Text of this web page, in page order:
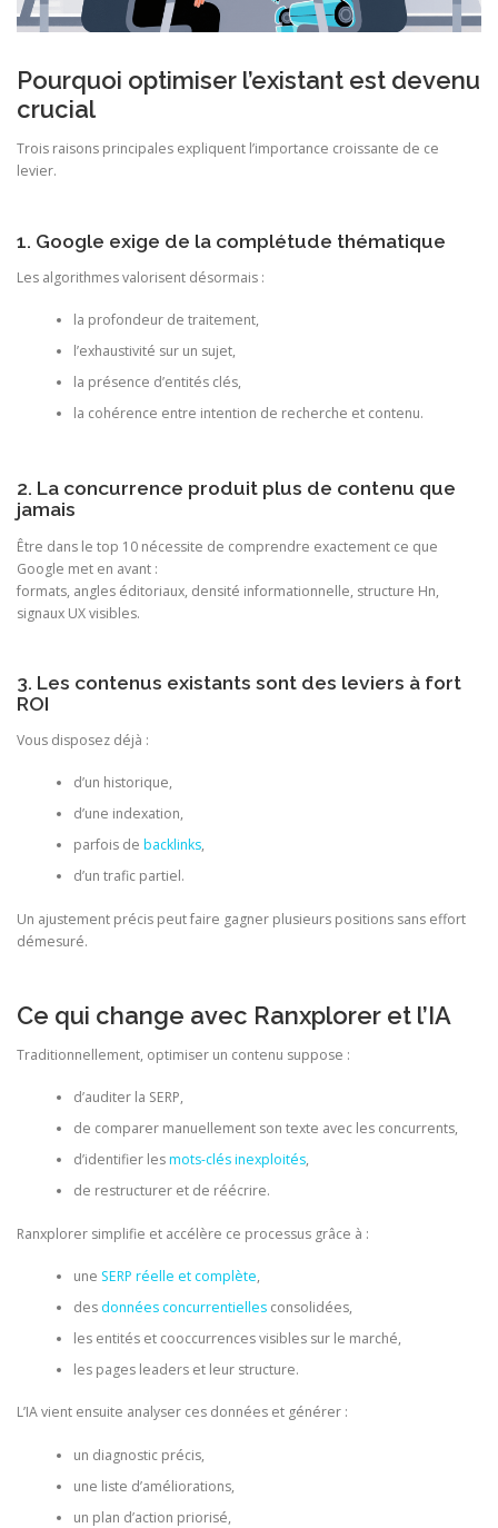
Pourquoi optimiser l’existant est devenu
crucial
Trois raisons principales expliquent l’importance croissante de ce
levier.
1. Google exige de la complétude thématique
Les algorithmes valorisent désormais :
la profondeur de traitement,
l’exhaustivité sur un sujet,
la présence d’entités clés,
la cohérence entre intention de recherche et contenu.
2. La concurrence produit plus de contenu que
jamais
Être dans le top 10 nécessite de comprendre exactement ce que
Google met en avant :
formats, angles éditoriaux, densité informationnelle, structure Hn,
signaux UX visibles.
3. Les contenus existants sont des leviers à fort
ROI
Vous disposez déjà :
d’un historique,
d’une indexation,
parfois de backlinks,
d’un trafic partiel.
Un ajustement précis peut faire gagner plusieurs positions sans effort
démesuré.
Ce qui change avec Ranxplorer et l’IA
Traditionnellement, optimiser un contenu suppose :
d’auditer la SERP,
de comparer manuellement son texte avec les concurrents,
d’identifier lesmots-clés inexploités,
de restructurer et de réécrire.
Ranxplorer simplifie et accélère ce processus grâce à :
une SERP réelle et complète,
des données concurrentielles consolidées,
les entités et cooccurrences visibles sur le marché,
les pages leaders et leur structure.
L’IA vient ensuite analyser ces données et générer :
un diagnostic précis,
une liste d’améliorations,
un plan d’action priorisé,